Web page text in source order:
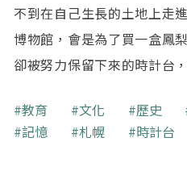
不到在自己生長的土地上走
博物館，會是為了買一盒鳳
卻被努力保留下來的時計台
關鍵字
教育 文化 歷史
記憶
札幌 時計台